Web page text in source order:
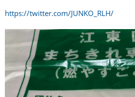
https://twitter.com/JUNKO_RLH/